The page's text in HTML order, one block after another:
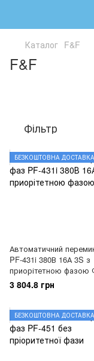
Каталог F&F
F&F
Фільтр
БЕЗКОШТОВНА ДОСТАВКА
Автоматичний
PF-431i 380В 16А 3S з
приорітетною фазою
3 804.8 грн
БЕЗКОШТОВНА ДОСТАВКА